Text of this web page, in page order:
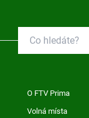
O FTV Prima
Volná místa